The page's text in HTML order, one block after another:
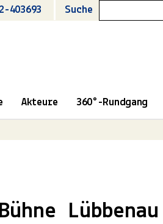
403693 Suche
Akteure 360°-Rundgang
Lübbenau